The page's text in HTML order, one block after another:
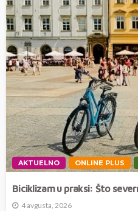
AKTUELNO ONLINE PLUS
Biciklizam u praksi: Što
4 avgusta, 2026